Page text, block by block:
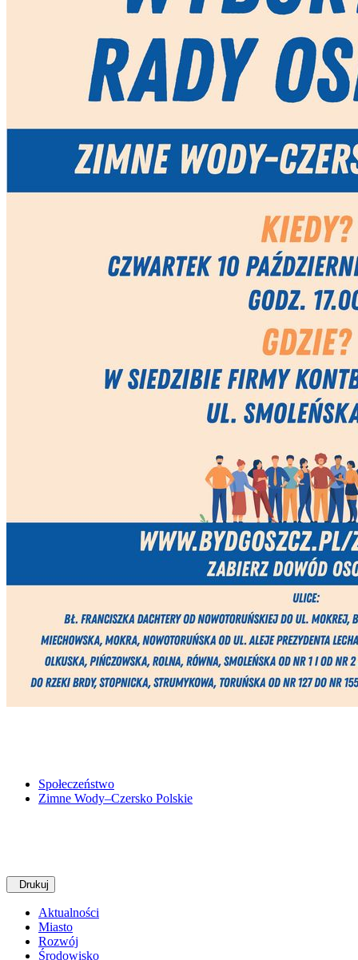
Społeczeństwo
Zimne Wody–Czersko Polskie
Drukuj
Aktualności
Miasto
Rozwój
Środowisko